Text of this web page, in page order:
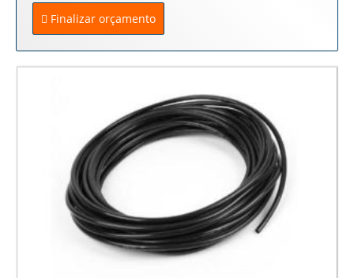
Finalizar orçamento